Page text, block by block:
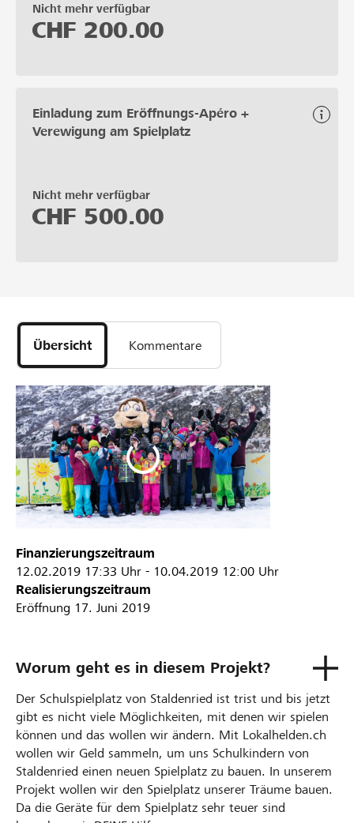
Nicht mehr verfügbar
CHF 200.00
Einladung zum Eröffnungs-Apéro +
Verewigung am Spielplatz
Nicht mehr verfügbar
CHF 500.00
Übersicht Kommentare
Finanzierungszeitraum
12.02.2019 17:33 Uhr - 10.04.2019 12:00 Uhr
Realisierungszeitraum
Eröffnung 17. Juni 2019
Worum geht es in diesem Projekt?
Der Schulspielplatz von Staldenried ist trist und bis jetzt
gibt es nicht viele Möglichkeiten, mit denen wir spielen
können und das wollen wir ändern. Mit Lokalhelden.ch
wollen wir Geld sammeln, um uns Schulkindern von
Staldenried einen neuen Spielplatz zu bauen. In unserem
Projekt wollen wir den Spielplatz unserer Träume bauen.
Da die Geräte für dem Spielplatz sehr teuer sind